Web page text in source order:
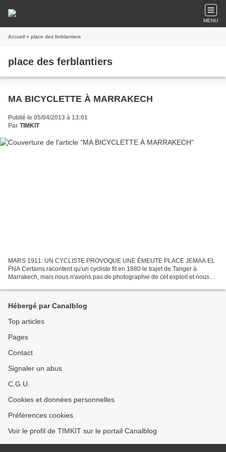
MENU
Accueil » place des ferblantiers
place des ferblantiers
MA BICYCLETTE À MARRAKECH
Publié le 05/04/2013 à 13:01
Par TIMKIT
MARS 1911: UN CYCLISTE PROVOQUE UNE ÉMEUTE PLACE JEMAA EL
FNA Certains racontent qu'un cycliste fit en 1880 le trajet de Tanger à
Marrakech, mais nous n'avons pas de photographie de cet exploit et nous
Hébergé par Canalblog
Top articles
Pages
Contact
Signaler un abus
C.G.U.
Cookies et données personnelles
Préférences cookies
Voir le profil de TIMKIT sur le portail Canalblog